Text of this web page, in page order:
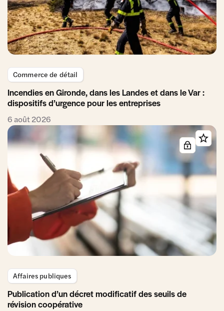
Commerce de détail
Incendies en Gironde, dans les Landes et dans le Var :
dispositifs d’urgence pour les entreprises
6 août 2026
Affaires publiques
Publication d’un décret modificatif des seuils de
révision coopérative